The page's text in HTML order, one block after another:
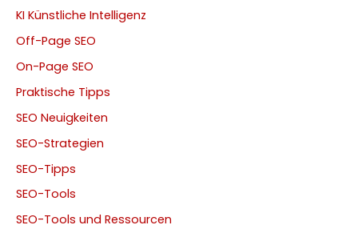
KI Künstliche Intelligenz
Off-Page SEO
On-Page SEO
Praktische Tipps
SEO Neuigkeiten
SEO-Strategien
SEO-Tipps
SEO-Tools
SEO-Tools und Ressourcen